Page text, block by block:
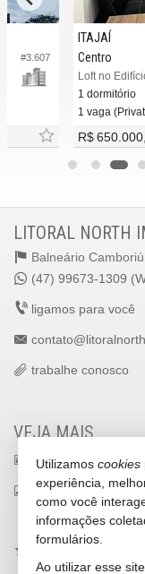
#3.607
ITAJAÍ
Centro
Loft no
1 dormitório
1 vaga
R$
LITORAL NORTH
Balneário
(47) 99673-1309
ligamos para você
trabalhe conosco
VEJA MAIS
receba nosso
indicadores
cadastre seu imóvel
Utilizamos cookies
experiência,
como você
informações
formulários.
Ao utilizar esse